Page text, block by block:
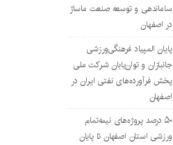
ساماندهی و توسعه صنعت ماساژ
در اصفهان
پایان المپیاد فرهنگی‌ورزشی
جانبازان و توان‌یابان شرکت ملی
پخش فرآورده‌های نفتی ایران در
اصفهان
۵۰ درصد پروژه‌های نیمه‌تمام
ورزشی استان اصفهان تا پایان